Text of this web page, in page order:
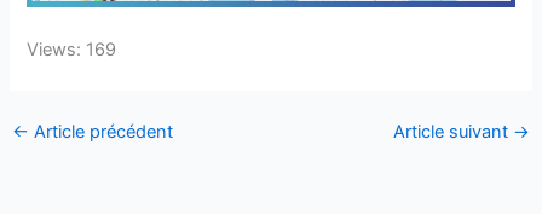
Views: 169
← Article précédent Article suivant →